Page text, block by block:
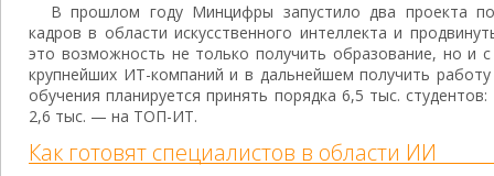
В прошлом году Минцифры запустило два проекта
кадров в области искусственного интеллекта и
это возможность не только получить образование, но и
крупнейших ИТ-компаний и в дальнейшем получить
обучения планируется принять порядка 6,5 тыс.
2,6 тыс. — на ТОП-ИТ.
Как готовят специалистов в области ИИ